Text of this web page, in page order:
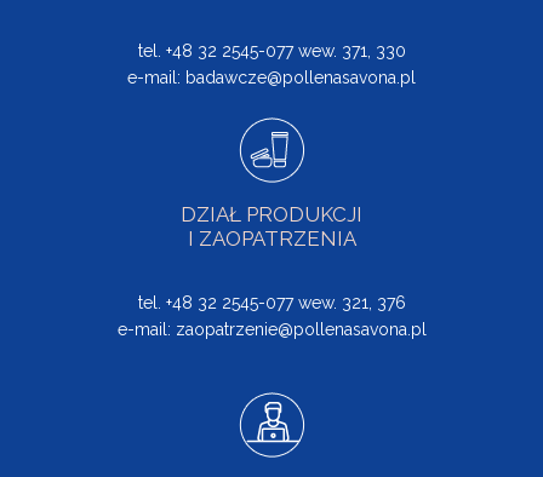
tel. +48 32 2545-077 wew. 371, 330
e-mail: badawcze@pollenasavona.pl
DZIAŁ PRODUKCJI
I ZAOPATRZENIA
tel. +48 32 2545-077 wew. 321, 376
e-mail: zaopatrzenie@pollenasavona.pl